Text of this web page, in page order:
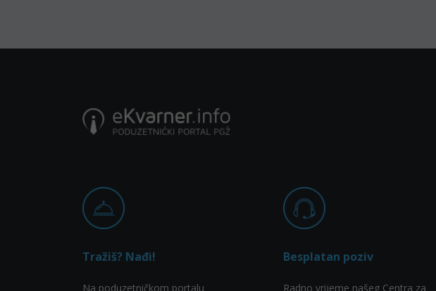
Tražiš? Nađi!
Na poduzetničkom portalu
Besplatan poziv
Radno vrijeme našeg Centra za